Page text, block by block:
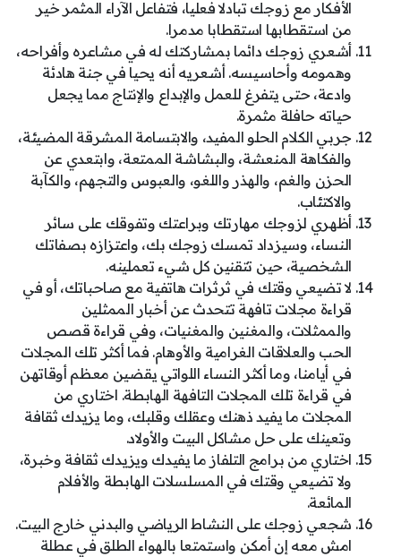
الأفكار مع زوجك تبادلا فعليا، فتفاعل الآراء المثمر خير
من استقطابها استقطابا مدمرا.
أشعري زوجك دائما بمشاركتك له في مشاعره وأفراحه،
وهمومه وأحاسيسه. أشعريه أنه يحيا في جنة هادئة
وادعة، حتى يتفرغ للعمل والإبداع والإنتاج مما يجعل
حياته حافلة مثمرة.
جربي الكلام الحلو المفيد، والابتسامة المشرقة المضيئة،
والفكاهة المنعشة، والبشاشة الممتعة، وابتعدي عن
الحزن والغم، والهذر واللغو، والعبوس والتجهم، والكآبة
والاكتئاب.
أظهري لزوجك مهارتك وبراعتك وتفوقك على سائر
النساء، وسيزداد تمسك زوجك بك، واعتزازه بصفاتك
الشخصية، حين تتقنين كل شيء تعملينه.
لا تضيعي وقتك في ثرثرات هاتفية مع صاحباتك، أو في
قراءة مجلات تافهة تتحدث عن أخبار الممثلين
والممثلات، والمغنين والمغنيات، وفي قراءة قصص
الحب والعلاقات الغرامية والأوهام. فما أكثر تلك المجلات
في أيامنا، وما أكثر النساء اللواتي يقضين معظم أوقاتهن
في قراءة تلك المجلات التافهة الهابطة. اختاري من
المجلات ما يفيد ذهنك وعقلك وقلبك، وما يزيدك ثقافة
وتعينك على حل مشاكل البيت والأولاد.
اختاري من برامج التلفاز ما يفيدك ويزيدك ثقافة وخبرة،
ولا تضيعي وقتك في المسلسلات الهابطة والأفلام
المائعة.
شجعي زوجك على النشاط الرياضي والبدني خارج البيت.
امش معه إن أمكن واستمتعا بالهواء الطلق في عطلة